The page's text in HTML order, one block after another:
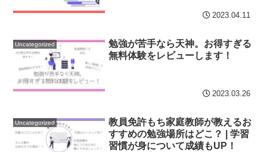
2023.04.11
Uncategorized
勉強が苦手なら天神。お得すぎる
無料体験をレビューします！
2023.03.26
Uncategorized
教員免許もち家庭教師が教えるお
すすめの勉強場所はどこ？ | 学習
習慣が身について成績もUP！